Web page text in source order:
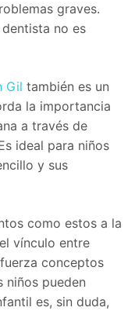
graves.
no es
Gil también es un
la importancia
a través de
ideal para niños
y sus
como estos a la
vínculo entre
conceptos
niños pueden
es, sin duda,